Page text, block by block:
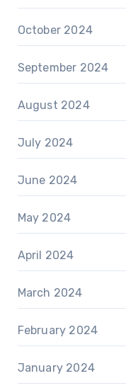
October 2024
September 2024
August 2024
July 2024
June 2024
May 2024
April 2024
March 2024
February 2024
January 2024